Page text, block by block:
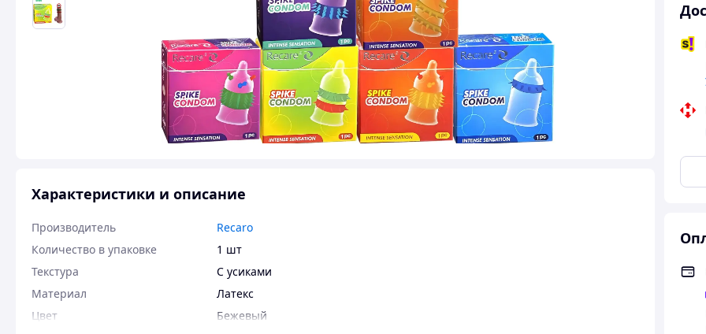
Характеристики и описание
Производитель
Recaro
Количество в упаковке
1 шт
Текстура
С усиками
Материал
Латекс
Цвет
Бежевый